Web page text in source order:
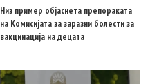
Низ пример објаснета препораката
на Комисијата за заразни болести за
вакцинација на децата